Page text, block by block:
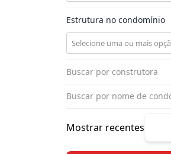
Estrutura no condomínio
Mostrar recentes